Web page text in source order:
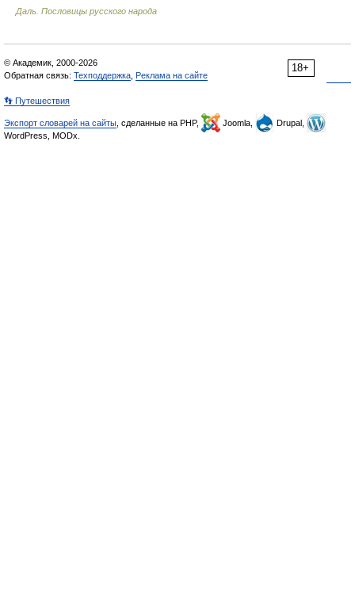
Даль. Пословицы русского народа
18+
© Академик, 2000-2026
Обратная связь: Техподдержка Реклама на сайте
👣 Путешествия
Экспорт словарей на сайты , сделанные на PHP, Joomla,
Drupal,
WordPress, MODx.